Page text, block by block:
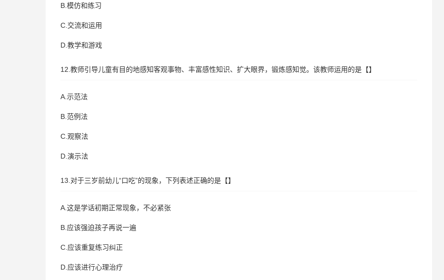
B.模仿和练习
C.交流和运用
D.教学和游戏
12.教师引导儿童有目的地感知客观事物、丰富感性知识、扩大眼界，锻炼感知觉。该教师运用的是【】
A.示范法
B.范例法
C.观察法
D.演示法
13.对于三岁前幼儿“口吃”的现象，下列表述正确的是【】
A.这是学话初期正常现象，不必紧张
B.应该强迫孩子再说一遍
C.应该重复练习纠正
D.应该进行心理治疗